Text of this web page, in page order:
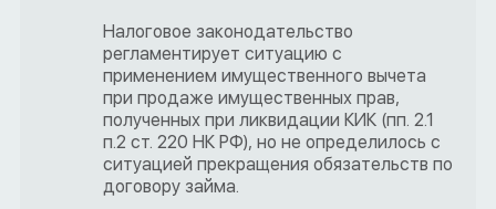
Налоговое законодательство
регламентирует ситуацию с
применением имущественного вычета
при продаже имущественных прав,
полученных при ликвидации КИК (пп. 2.1
п.2 ст. 220 НК РФ), но не определилось с
ситуацией прекращения обязательств по
договору займа.